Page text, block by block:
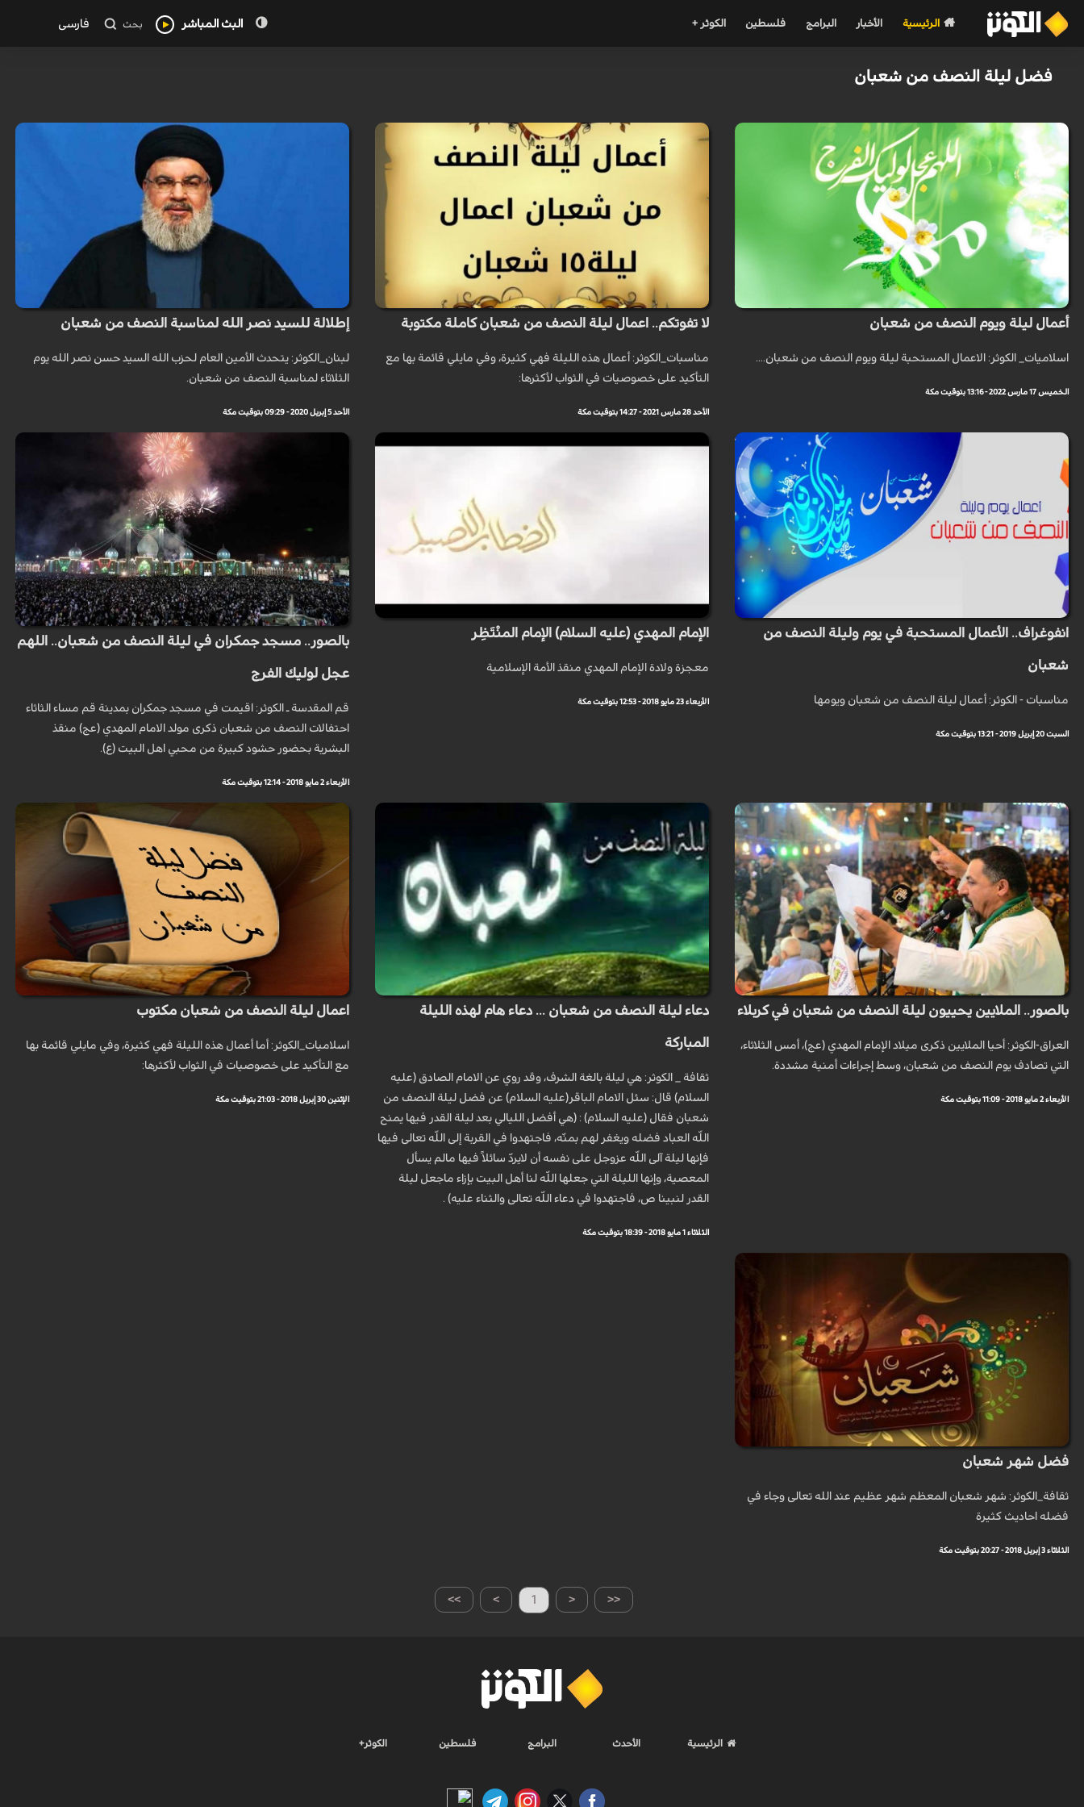
الرئيسية الأخبار البرامج فلسطين الكوثر + البث المباشر بحث فارسی
فضل ليلة النصف من شعبان
أعمال ليلة ويوم النصف من شعبان
اسلاميات_ الكوثر: الاعمال المستحبة ليلة ويوم النصف من شعبان....
الخميس 17 مارس 2022 - 13:16 بتوقيت مكة
لا تفوتكم.. اعمال ليلة النصف من شعبان كاملة مكتوبة
مناسبات_الكوثر: أعمال هذه الليلة فهي كثيرة، وفي مايلي قائمة بها مع
التأكيد على خصوصيات في الثواب لأكثرها:
الأحد 28 مارس 2021 - 14:27 بتوقيت مكة
إطلالة للسيد نصر الله لمناسبة النصف من شعبان
لبنان_الكوثر: يتحدث الأمين العام لحزب الله السيد حسن نصر الله يوم
الثلاثاء لمناسبة النصف من شعبان.
الأحد 5 إبريل 2020 - 09:29 بتوقيت مكة
انفوغراف.. الأعمال المستحبة في يوم وليلة النصف من
شعبان
مناسبات - الكوثر: أعمال ليلة النصف من شعبان ويومها
السبت 20 إبريل 2019 - 13:21 بتوقيت مكة
الإمام المهدي (عليه السلام) الإمام المنْتَظِر
معجزة ولادة الإمام المهدي منقذ الأمة الإسلامية
الأربعاء 23 مايو 2018 - 12:53 بتوقيت مكة
بالصور.. مسجد جمكران في ليلة النصف من شعبان.. اللهم
عجل لوليك الفرج
قم المقدسة ـ الكوثر: اقيمت في مسجد جمكران بمدينة قم مساء الثاثاء
احتفالات النصف من شعبان ذكرى مولد الامام المهدي (عج) منقذ
البشرية بحضور حشود كبيرة من محبي اهل البيت (ع).
الأربعاء 2 مايو 2018 - 12:14 بتوقيت مكة
بالصور.. الملايين يحييون ليلة النصف من شعبان في كربلاء
العراق-الكوثر: أحيا الملايين ذكرى ميلاد الإمام المهدي (عج)، أمس الثلاثاء،
التي تصادف يوم النصف من شعبان، وسط إجراءات أمنية مشددة.
الأربعاء 2 مايو 2018 - 11:09 بتوقيت مكة
دعاء ليلة النصف من شعبان ... دعاء هام لهذه الليلة
المباركة
ثقافة _ الكوثر: هي ليلة بالغة الشرف، وقد روي عن الامام الصادق (عليه
السلام) قال: سئل الامام الباقر(عليه السلام) عن فضل ليلة النصف من
شعبان فقال (عليه السلام) : (هي أفضل الليالي بعد ليلة القدر فيها يمنح
اللّه العباد فضله ويغفر لهم بمنّه، فاجتهدوا في القربة إلى اللّه تعالى فيها
فإنها ليلة آلى اللّه عزوجل على نفسه أن لايردّ سائلاً فيها مالم يسأل
المعصية، وإنها الليلة التي جعلها اللّه لنا أهل البيت بإزاء ماجعل ليلة
القدر لنبينا ص، فاجتهدوا في دعاء اللّه تعالى والثناء عليه) .
الثلاثاء 1 مايو 2018 - 18:39 بتوقيت مكة
اعمال ليلة النصف من شعبان مكتوب
اسلاميات_الكوثر: أما أعمال هذه الليلة فهي كثيرة، وفي مايلي قائمة بها
مع التأكيد على خصوصيات في الثواب لأكثرها:
الإثنين 30 إبريل 2018 - 21:03 بتوقيت مكة
فضل شهر شعبان
ثقافة_الكوثر: شهر شعبان المعظم شهر عظيم عند الله تعالى وجاء في
فضله احاديث كثيرة
الثلاثاء 3 إبريل 2018 - 20:27 بتوقيت مكة
>> > 1 < <<
الرئيسية الأحدث البرامج فلسطين الكوثر+